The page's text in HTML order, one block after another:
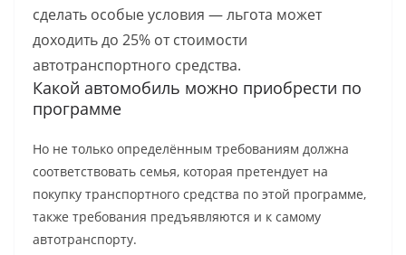
сделать особые условия — льгота может
доходить до 25% от стоимости
автотранспортного средства.
Какой автомобиль можно приобрести по
программе
Но не только определённым требованиям должна
соответствовать семья, которая претендует на
покупку транспортного средства по этой программе,
также требования предъявляются и к самому
автотранспорту.